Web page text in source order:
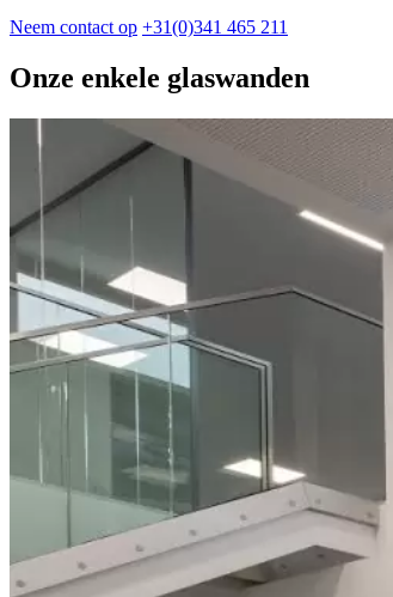
Neem contact op +31(0)341 465 211
Onze enkele glaswanden